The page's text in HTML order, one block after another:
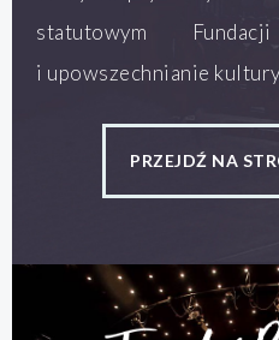
statutowym
i upowszechnianie
PRZEJDŹ NA